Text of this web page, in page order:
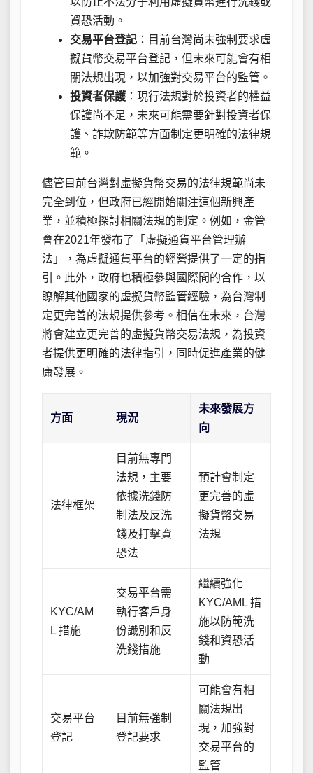
資恐活動。
交易平台登記 ：目前台灣尚未強制要求虛
擬貨幣交易平台登記，但未來可能會有相
關法規出現，以加強對交易平台的監管。
投資者保護 ：現行法規對於投資者的權益
保護尚不足，未來可能需要針對投資者保
護、詐欺防範等方面制定更明確的法律規
範。
儘管目前台灣對虛擬貨幣交易的法律規範尚未
完全到位，但政府已經開始關注這個新興產
業，並積極探討相關法規的制定。例如，金管
會在2021年發布了「虛擬通貨平台管理辦
法」，為虛擬通貨平台的經營提供了一定的指
引。此外，政府也積極參與國際間的合作，以
瞭解其他國家的虛擬貨幣監管經驗，為台灣制
定更完善的法規提供參考。相信在未來，台灣
將會建立更完善的虛擬貨幣交易法規，為投資
者提供更明確的法律指引，同時促進產業的健
康發展。
方面 現況
未來發展方
向
法律框架
目前無專門
法規，主要
依據洗錢防
制法及反洗
錢及打擊資
恐法
預計會制定
更完善的虛
擬貨幣交易
法規
KYC/AM
L 措施
交易平台需
執行客戶身
份識別和反
洗錢措施
繼續強化
KYC/AML 措
施以防範洗
錢和資恐活
動
交易平台
登記
目前無強制
登記要求
可能會有相
關法規出
現，加強對
交易平台的
監管